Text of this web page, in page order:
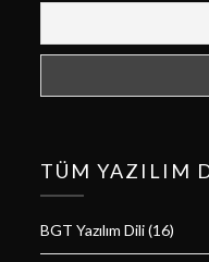
TÜM YAZILIM
BGT Yazılım Dili(16)